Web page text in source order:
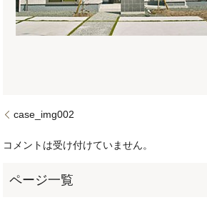
case_img002
コメントは受け付けていません。